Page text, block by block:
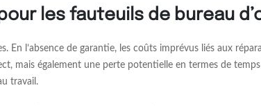
les fauteuils de bureau
En l’absence de garantie, les coûts imprévus liés aux
mais également une perte potentielle en termes de
travail.